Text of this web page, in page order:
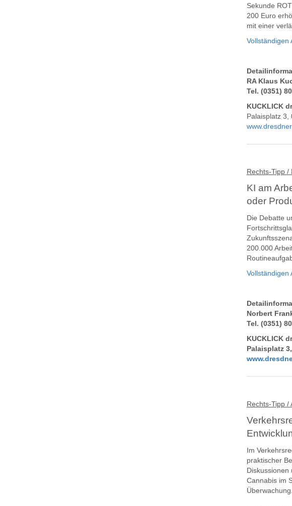
Sekunde
200 Euro
mit einer
Vollständigen
RA Klaus
Tel. (0351)
KUCKLICK
Palaisplatz 3,
Rechts-Tipp /
KI am
oder
Die Debatte
200.000
Vollständigen
Norbert
Tel. (0351)
KUCKLICK
Palaisplatz
Rechts-Tipp /
Im
praktischer
Diskussionen
Cannabis im
Überwachung.